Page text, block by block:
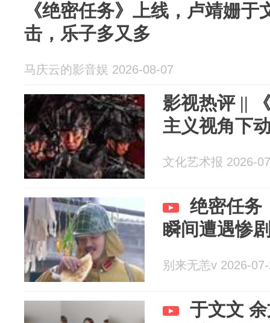
《绝密任务》上线，卢靖姗
击，乐子多又多
马庆云的影音娱 2026-08-07
影视热评 ||
主义视角下
文化艺术报 2026-
绝密任务
瞬间遭遇惨
别来无恙v 2026-
于文文